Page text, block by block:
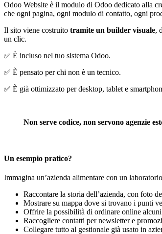
Odoo Website è il modulo di Odoo dedicato alla
che ogni pagina, ogni modulo di contatto, ogni
Il sito viene costruito tramite un builder visuale,
un clic.
✅ È incluso nel tuo sistema Odoo.
✅ È pensato per chi non è un tecnico.
✅ È già ottimizzato per desktop, tablet e
Non serve codice, non servono agenzie
Un esempio pratico?
Immagina un’azienda alimentare con un
Raccontare la storia dell’azienda, con foto
Mostrare su mappa dove si trovano i punti
Offrire la possibilità di ordinare online
Raccogliere contatti per newsletter e
Collegare tutto al gestionale già usato in